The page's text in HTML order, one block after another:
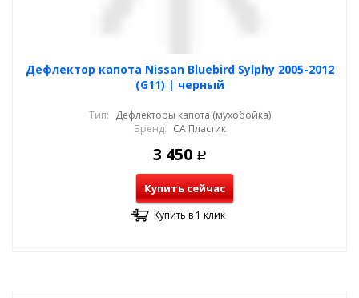
Дефлектор капота Nissan Bluebird Sylphy 2005-2012
(G11) | черный
Тип: Дефлекторы капота (мухобойка)
Бренд: СА Пластик
3 450 Р
Купить сейчас
Купить в 1 клик